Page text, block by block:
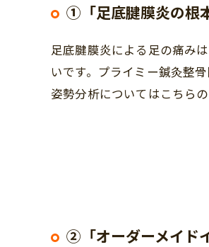
①「足底腱膜炎の根
足底腱膜炎による足の痛みは
いです。プライミー鍼灸整
姿勢分析についてはこちら
②「オーダーメイド